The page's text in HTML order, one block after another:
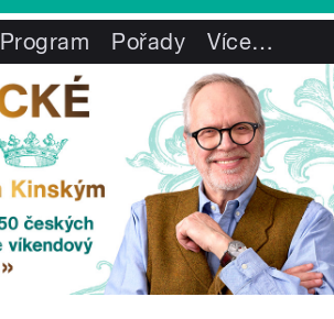
Program Pořady Více…